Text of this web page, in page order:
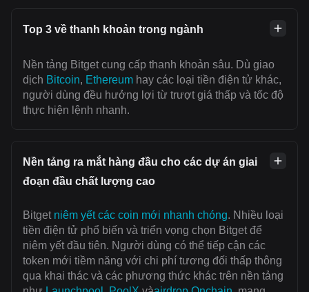
Top 3 về thanh khoản trong ngành
Nền tảng Bitget cung cấp thanh khoản sâu. Dù giao
dịch Bitcoin, Ethereum hay các loại tiền điện tử khác,
người dùng đều hưởng lợi từ trượt giá thấp và tốc độ
thực hiện lệnh nhanh.
Nền tảng ra mắt hàng đầu cho các dự án giai
đoạn đầu chất lượng cao
Bitget niêm yết các coin mới nhanh chóng. Nhiều loại
tiền điện tử phổ biến và triển vọng chọn Bitget để
niêm yết đầu tiên. Người dùng có thể tiếp cận các
token mới tiềm năng với chi phí tương đối thấp thông
qua khai thác và các phương thức khác trên nền tảng